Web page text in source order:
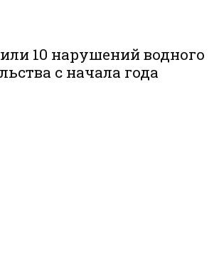
10 нарушений водного
с начала года